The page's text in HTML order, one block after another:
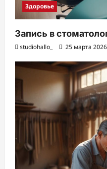
Здоровье
Запись в
studiohallo_ 25 марта 2026